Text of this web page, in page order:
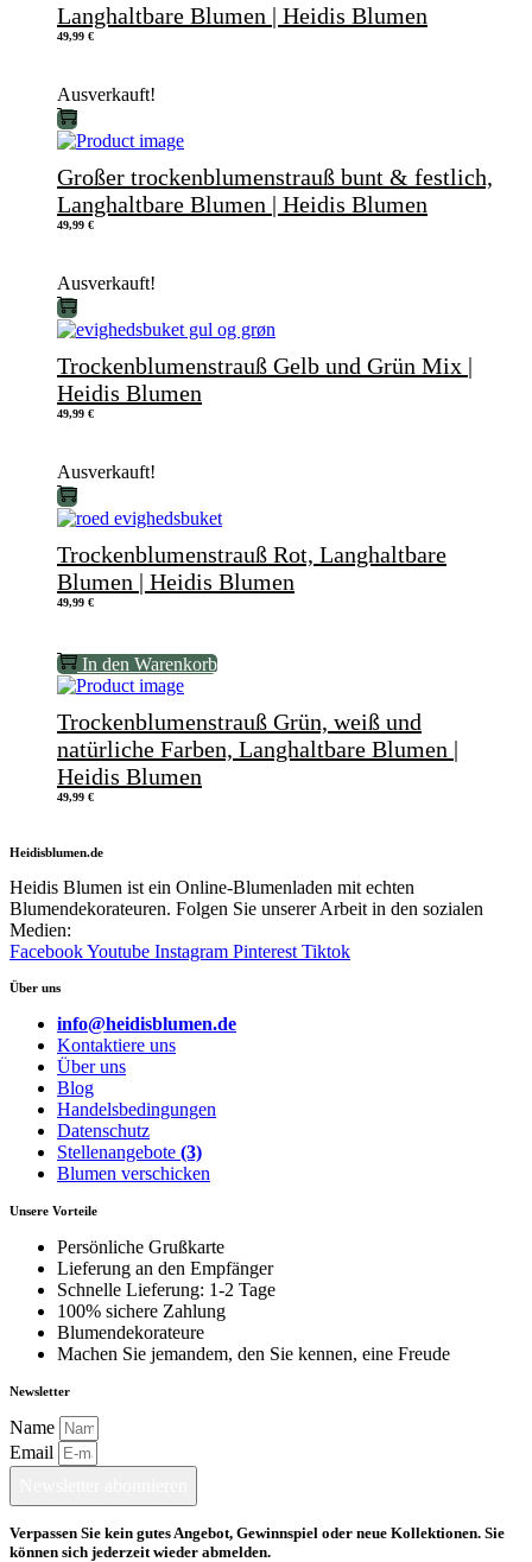
Langhaltbare Blumen | Heidis Blumen
49,99 €
Ausverkauft!
Großer trockenblumenstrauß bunt & festlich,
Langhaltbare Blumen | Heidis Blumen
49,99 €
Ausverkauft!
Trockenblumenstrauß Gelb und Grün Mix |
Heidis Blumen
49,99 €
Ausverkauft!
Trockenblumenstrauß Rot, Langhaltbare
Blumen | Heidis Blumen
49,99 €
In den Warenkorb
Trockenblumenstrauß Grün, weiß und
natürliche Farben, Langhaltbare Blumen |
Heidis Blumen
49,99 €
Heidisblumen.de
Heidis Blumen ist ein Online-Blumenladen mit echten
Blumendekorateuren. Folgen Sie unserer Arbeit in den sozialen
Medien:
FacebookYoutube Instagram Pinterest Tiktok
Über uns
info@heidisblumen.de
Kontaktiere uns
Über uns
Blog
Handelsbedingungen
Datenschutz
Stellenangebote (3)
Blumen verschicken
Unsere Vorteile
Persönliche Grußkarte
Lieferung an den Empfänger
Schnelle Lieferung: 1-2 Tage
100% sichere Zahlung
Blumendekorateure
Machen Sie jemandem, den Sie kennen, eine Freude
Newsletter
Name
Email
Verpassen Sie kein gutes Angebot, Gewinnspiel oder neue Kollektionen. Sie
können sich jederzeit wieder abmelden.